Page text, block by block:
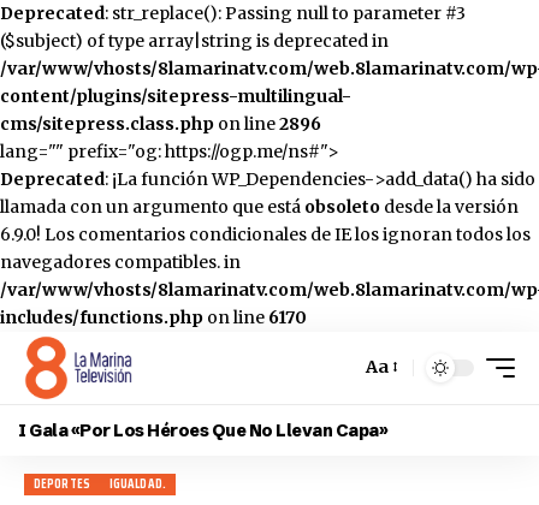
Deprecated: str_replace(): Passing null to parameter #3
($subject) of type array|string is deprecated in
/var/www/vhosts/8lamarinatv.com/web.8lamarinatv.com/
content/plugins/sitepress-multilingual-
cms/sitepress.class.php on line2896
lang="" prefix="og: https://ogp.me/ns#">
Deprecated: ¡La función WP_Dependencies->add_data() ha sido
llamada con un argumento que está obsoleto desde la versión
6.9.0! Los comentarios condicionales de IE los ignoran todos los
navegadores compatibles. in
/var/www/vhosts/8lamarinatv.com/web.8lamarinatv.com/
includes/functions.php on line 6170
Cambiar
tamaño
Aa
I Gala «Por Los Héroes Que No Llevan Capa»
DEPORTES IGUALDAD.